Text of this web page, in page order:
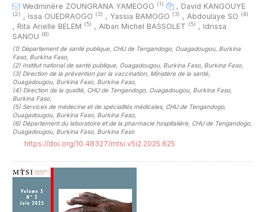
Wedminère ZOUNGRANA YAMEOGO (1) , David KANGOUYE
(2) , Issa OUEDRAOGO (3) , Yassia BAMOGO (3) , Abdoulaye SO (4)
, Rita Arielle BELEM (5) , Alban Michel BASSOLET (5) , Idrissa
SANOU (6)
(1) Département de santé publique, CHU de Tengandogo, Ouagadougou, Burkina
Faso, Burkina Faso,
(2) Institut national de santé publique, Ouagadougou, Burkina Faso, Burkina Faso,
(3) Direction de la prévention par la vaccination, Ministère de la santé,
Ouagadougou, Burkina Faso, Burkina Faso,
(4) Direction de la qualité, CHU de Tengandogo, Ouagadougou, Burkina Faso,
Burkina Faso,
(5) Services de médecine et de spécialités médicales, CHU de Tengandogo,
Ouagadougou, Burkina Faso, Burkina Faso,
(6) Département du laboratoire et de la pharmacie hospitalière, CHU de Tengandogo,
Ouagadougou, Burkina Faso, Burkina Faso
https://doi.org/10.48327/mtsi.v5i2.2025.625